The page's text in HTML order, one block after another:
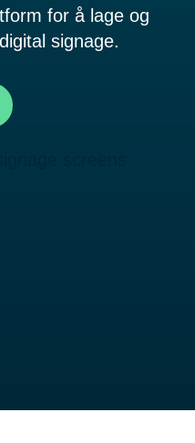
for å lage og
signage.